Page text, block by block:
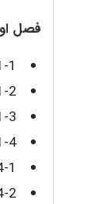
فصل
1-1.
1-2. بیان مسئله و
1-3. جنبه‌های نوآوری
1-4. اهداف
1-4-
1-4-2.